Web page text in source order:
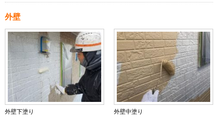
外壁
外壁下塗り 外壁中塗り